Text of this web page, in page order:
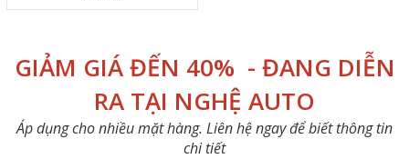
GIẢM GIÁ ĐẾN 40% - ĐANG DIỄN
RA TẠI NGHỆ AUTO
Áp dụng cho nhiều mặt hàng. Liên hệ ngay để biết thông tin
chi tiết